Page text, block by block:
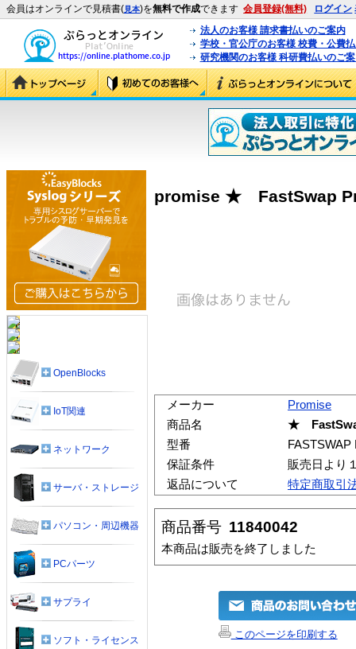
会員はオンラインで見積書(見本)を無料で作成できます 会員登録(無料) ログイン
法人のお客様 請求書払いのご案内
学校・官公庁のお客様 校費・公費
研究機関のお客様 科研費払いのご
promise ★ FastSwap
メーカー
Promise
商品名
★
型番
FASTSWAP
保証条件
販売日より
返品について
特定商取引
商品番号 11840042
本商品は販売を終了しました
このページを印刷する
OpenBlocks
IoT関連
ネットワーク
サーバ・ストレージ
パソコン・周辺機器
PCパーツ
サプライ
ソフト・ライセンス